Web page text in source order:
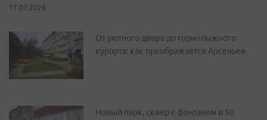
17.07.2026
От уютного двора до горнолыжного
курорта: как преображается Арсеньев
Новый парк, сквер с фонтаном и 50